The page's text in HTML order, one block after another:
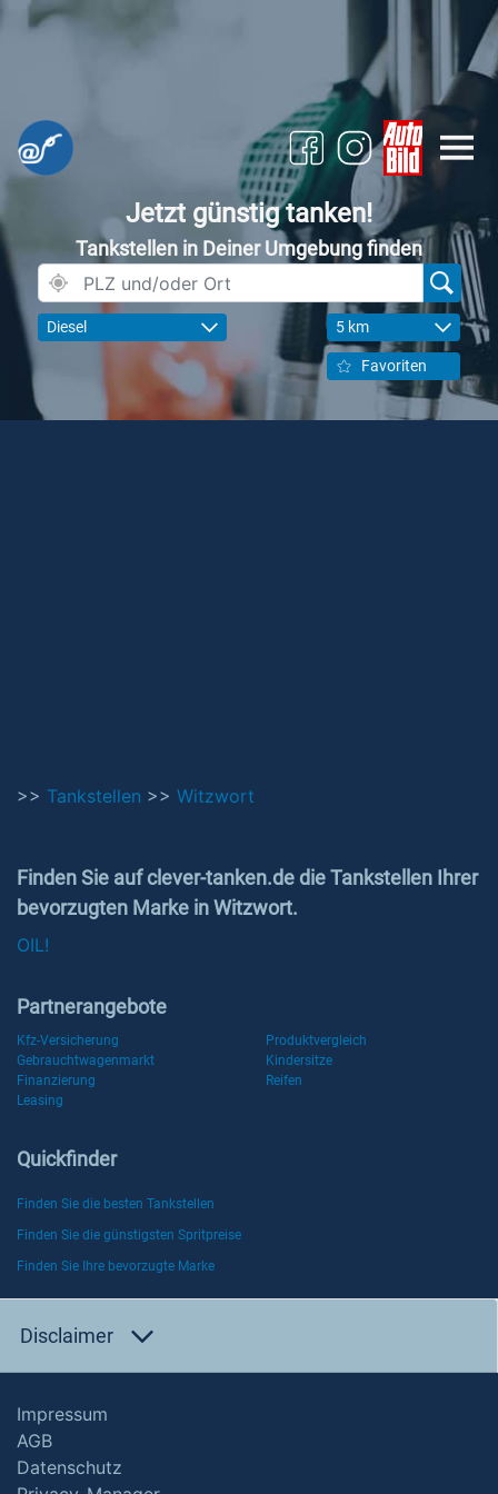
Jetzt günstig tanken!
Tankstellen in Deiner Umgebung finden
Diesel 5 km
Favoriten
>> Tankstellen >> Witzwort
Finden Sie auf clever-tanken.de die Tankstellen Ihrer
bevorzugten Marke in Witzwort.
OIL!
Partnerangebote
Kfz-Versicherung
Produktvergleich
Gebrauchtwagenmarkt
Kindersitze
Finanzierung
Reifen
Leasing
Quickfinder
Finden Sie die besten Tankstellen
Finden Sie die günstigsten Spritpreise
Finden Sie Ihre bevorzugte Marke
Disclaimer
Impressum
AGB
Datenschutz